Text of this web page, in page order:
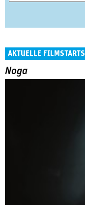
AKTUELLE FILMSTARTS
Noga